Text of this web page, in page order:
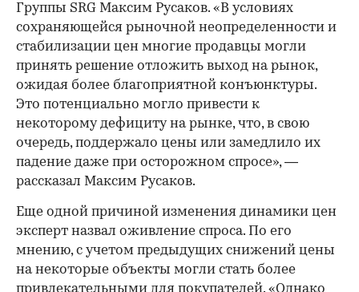
Группы SRG Максим Русаков. «В условиях
сохраняющейся рыночной неопределенности и
стабилизации цен многие продавцы могли
принять решение отложить выход на рынок,
ожидая более благоприятной конъюнктуры.
Это потенциально могло привести к
некоторому дефициту на рынке, что, в свою
очередь, поддержало цены или замедлило их
падение даже при осторожном спросе», —
рассказал Максим Русаков.
Еще одной причиной изменения динамики цен
эксперт назвал оживление спроса. По его
мнению, с учетом предыдущих снижений цены
на некоторые объекты могли стать более
привлекательными для покупателей. «Однако